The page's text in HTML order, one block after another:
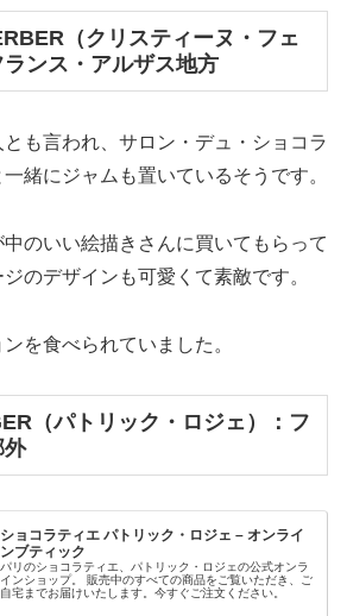
（クリスティーヌ・フェ
ンス・アルザス地方
も言われ、サロン・デュ・ショコラ
緒にジャムも置いているそうです。
のいい絵描きさんに買いてもらって
のデザインも可愛くて素敵です。
を食べられていました。
（パトリック・ロジェ）：フ
外
ショコラティエ パトリック・ロジェ – オンライ
ンブティック
パリのショコラティエ、パトリック・ロジェの公式オンラ
インショップ。 販売中のすべての商品をご覧いただき、ご
自宅までお届けいたします。今すぐご注文ください。